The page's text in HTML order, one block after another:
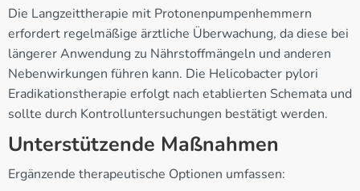
Die Langzeittherapie mit Protonenpumpenhemmern
erfordert regelmäßige ärztliche Überwachung, da diese bei
längerer Anwendung zu Nährstoffmängeln und anderen
Nebenwirkungen führen kann. Die Helicobacter pylori
Eradikationstherapie erfolgt nach etablierten Schemata und
sollte durch Kontrolluntersuchungen bestätigt werden.
Unterstützende Maßnahmen
Ergänzende therapeutische Optionen umfassen: